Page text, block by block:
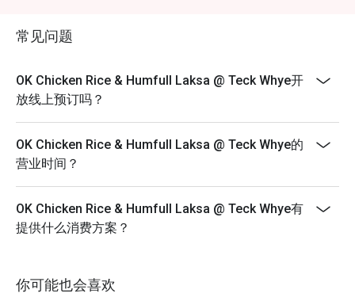
常见问题
OK Chicken Rice & Humfull Laksa @ Teck Whye开
放线上预订吗？
OK Chicken Rice & Humfull Laksa @ Teck Whye的
营业时间？
OK Chicken Rice & Humfull Laksa @ Teck Whye有
提供什么消费方案？
你可能也会喜欢